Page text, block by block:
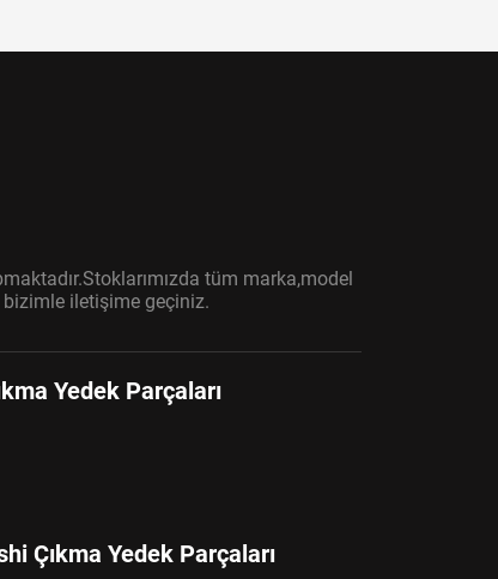
tüm marka,model
bizimle iletişime geçiniz.
Yedek Parçaları
Çıkma Yedek Parçaları